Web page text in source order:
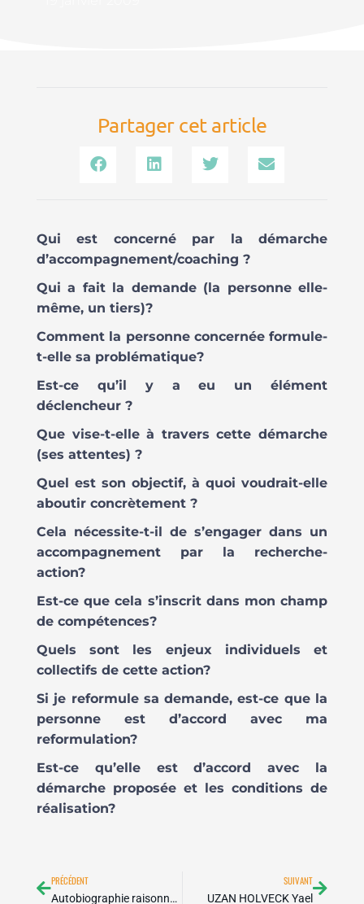
Partager cet article
Qui est concerné par la démarche
d’accompagnement/coaching ?
Qui a fait la demande (la personne elle-
même, un tiers)?
Comment la personne concernée formule-
t-elle sa problématique?
Est-ce qu’il y a eu un élément
déclencheur ?
Que vise-t-elle à travers cette démarche
(ses attentes) ?
Quel est son objectif, à quoi voudrait-elle
aboutir concrètement ?
Cela nécessite-t-il de s’engager dans un
accompagnement par la recherche-
action?
Est-ce que cela s’inscrit dans mon champ
de compétences?
Quels sont les enjeux individuels et
collectifs de cette action?
Si je reformule sa demande, est-ce que la
personne est d’accord avec ma
reformulation?
Est-ce qu’elle est d’accord avec la
démarche proposée et les conditions de
réalisation?
PRÉCÉDENT
Autobiographie raisonnée – présentation
SUIVANT
UZAN HOLVECK Yael